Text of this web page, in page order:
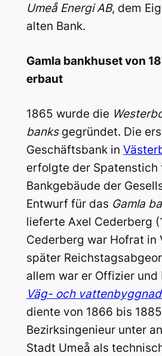
Umeå Energi AB, dem
alten Bank.
Gamla bankhuset von
erbaut
1865 wurde die
banksgegründet. Die
Geschäftsbank in
erfolgte der Spatenstich
Bankgebäude der
Entwurf für das Gamla
lieferte Axel Cederberg
Cederberg war Hofrat in
später
allem war er Offizier und
Väg- och
diente von 1866 bis
Bezirksingenieur unter
Stadt Umeå als